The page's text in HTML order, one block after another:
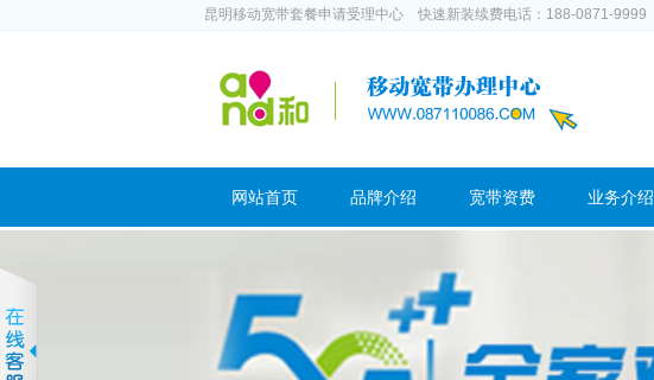
昆明移动宽带套餐申请受理中心 快速新装续费电话：188-0871-9999
网站首页 品牌介绍 宽带资费 业务介绍